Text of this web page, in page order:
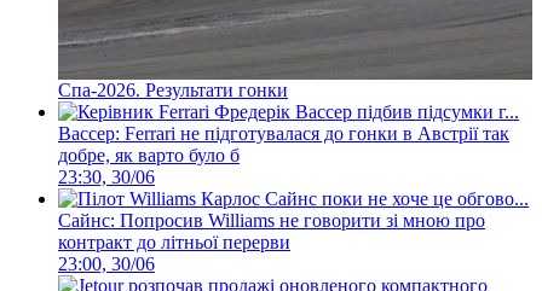
Спа-2026. Результати гонки
Вассер: Ferrari не підготувалася до гонки в Австрії так
добре, як варто було б
23:30, 30/06
Сайнс: Попросив Williams не говорити зі мною про
контракт до літньої перерви
23:00, 30/06